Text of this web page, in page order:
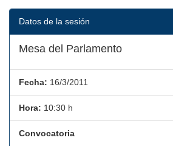
Datos de la sesión
Mesa del Parlamento
Fecha: 16/3/2011
Hora: 10:30 h
Convocatoria